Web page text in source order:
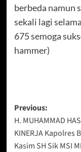
berbeda namun
sekali lagi
675 semoga
hammer)
Post
Previous:
H. MUHAMMAD
KINERJA Kapolres
Kasim SH Sik MSI